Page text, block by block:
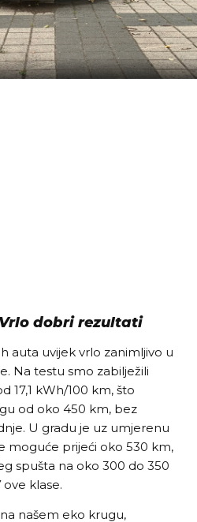
dobri rezultati
auta uvijek vrlo zanimljivo u
Na testu smo zabilježili
17,1 kWh/100 km, što
od oko 450 km, bez
U gradu je uz umjerenu
moguće prijeći oko 530 km,
spušta na oko 300 do 350
klase.
našem eko krugu,